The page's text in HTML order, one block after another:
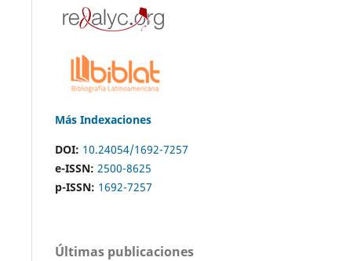
Más Indexaciones
DOI: 10.24054/1692-7257
e-ISSN: 2500-8625
p-ISSN: 1692-7257
Últimas publicaciones